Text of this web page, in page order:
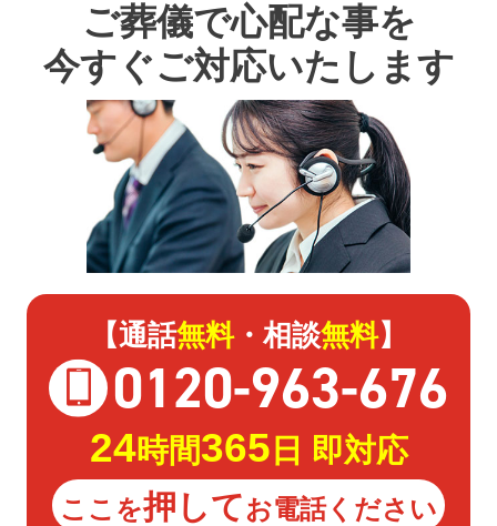
ご葬儀で心配な事を
今すぐご対応いたします
【通話無料・相談無料】
0120-963-676
24時間365 日 即対応
ここを押してお電話ください